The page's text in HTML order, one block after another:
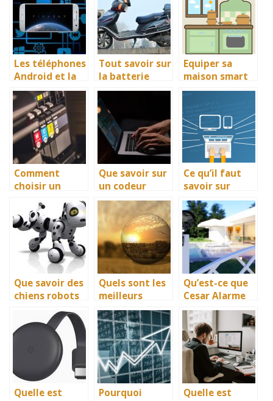
l’immobilier
Les téléphones
Android et la
gestion des
différentes
données
Tout savoir sur
la batterie
d’une moto
électrique
Equiper sa
maison smart
et ecolo
Comment
choisir un
imprimante ?
Que savoir sur
un codeur
incremental ?
Ce qu’il faut
savoir sur
l’infogerance
Que savoir des
chiens robots
interactifs ?
Quels sont les
meilleurs
logiciels pour
une
modelisation
et impressions
3D ?
Qu’est-ce que
Cesar Alarme
et quels sont
ses avantages
?
Quelle est
Pourquoi
Quelle est